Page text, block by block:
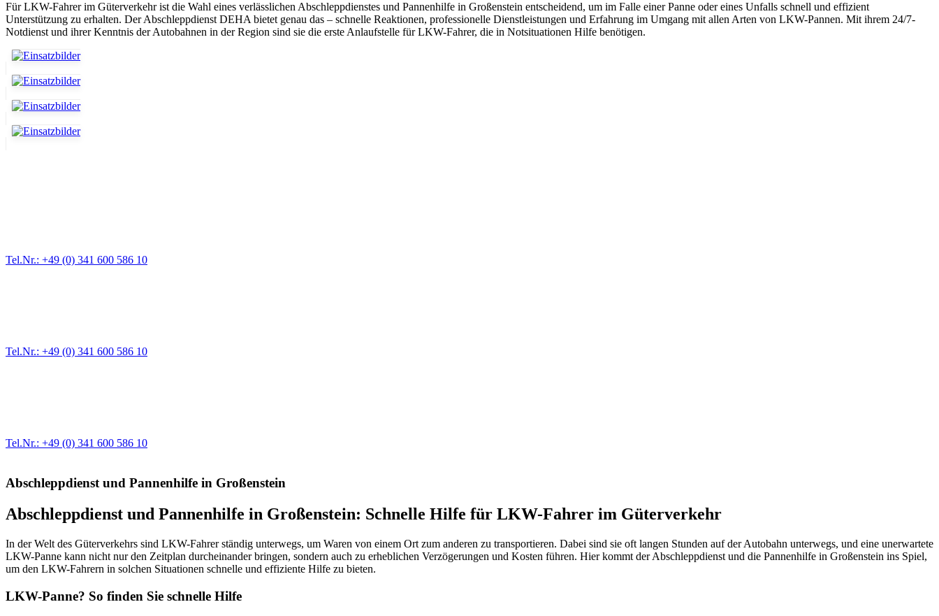
Für LKW-Fahrer im Güterverkehr ist die Wahl eines verlässlichen Abschleppdienstes und Pannenhilfe in Großenstein entscheidend, um im Falle einer Panne oder eines Unfalls schnell und effizient
Unterstützung zu erhalten. Der Abschleppdienst DEHA bietet genau das – schnelle Reaktionen, professionelle Dienstleistungen und Erfahrung im Umgang mit allen Arten von LKW-Pannen. Mit ihrem 24/7-
Notdienst und ihrer Kenntnis der Autobahnen in der Region sind sie die erste Anlaufstelle für LKW-Fahrer, die in Notsituationen Hilfe benötigen.
Tel.Nr.: +49 (0) 341 600 586 10
Tel.Nr.: +49 (0) 341 600 586 10
Tel.Nr.: +49 (0) 341 600 586 10
Abschleppdienst und Pannenhilfe in Großenstein
Abschleppdienst und Pannenhilfe in Großenstein: Schnelle Hilfe für LKW-Fahrer im Güterverkehr
In der Welt des Güterverkehrs sind LKW-Fahrer ständig unterwegs, um Waren von einem Ort zum anderen zu transportieren. Dabei sind sie oft langen Stunden auf der Autobahn unterwegs, und eine unerwartete
LKW-Panne kann nicht nur den Zeitplan durcheinander bringen, sondern auch zu erheblichen Verzögerungen und Kosten führen. Hier kommt der Abschleppdienst und die Pannenhilfe in Großenstein ins Spiel,
um den LKW-Fahrern in solchen Situationen schnelle und effiziente Hilfe zu bieten.
LKW-Panne? So finden Sie schnelle Hilfe